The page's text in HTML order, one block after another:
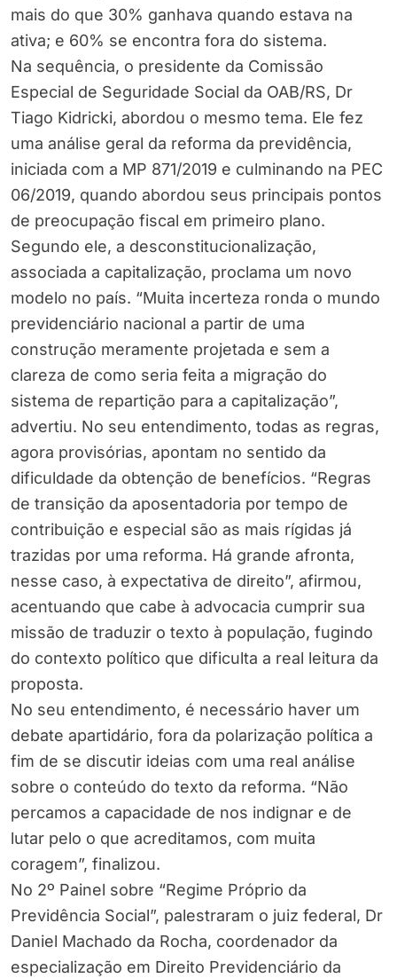
mais do que 30% ganhava quando estava na
ativa; e 60% se encontra fora do sistema.
Na sequência, o presidente da Comissão
Especial de Seguridade Social da OAB/RS, Dr
Tiago Kidricki, abordou o mesmo tema. Ele fez
uma análise geral da reforma da previdência,
iniciada com a MP 871/2019 e culminando na PEC
06/2019, quando abordou seus principais pontos
de preocupação fiscal em primeiro plano.
Segundo ele, a desconstitucionalização,
associada a capitalização, proclama um novo
modelo no país. “Muita incerteza ronda o mundo
previdenciário nacional a partir de uma
construção meramente projetada e sem a
clareza de como seria feita a migração do
sistema de repartição para a capitalização”,
advertiu. No seu entendimento, todas as regras,
agora provisórias, apontam no sentido da
dificuldade da obtenção de benefícios. “Regras
de transição da aposentadoria por tempo de
contribuição e especial são as mais rígidas já
trazidas por uma reforma. Há grande afronta,
nesse caso, à expectativa de direito”, afirmou,
acentuando que cabe à advocacia cumprir sua
missão de traduzir o texto à população, fugindo
do contexto político que dificulta a real leitura da
proposta.
No seu entendimento, é necessário haver um
debate apartidário, fora da polarização política a
fim de se discutir ideias com uma real análise
sobre o conteúdo do texto da reforma. “Não
percamos a capacidade de nos indignar e de
lutar pelo o que acreditamos, com muita
coragem”, finalizou.
No 2º Painel sobre “Regime Próprio da
Previdência Social”, palestraram o juiz federal, Dr
Daniel Machado da Rocha, coordenador da
especialização em Direito Previdenciário da